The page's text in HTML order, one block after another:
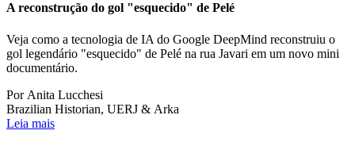
A reconstrução do gol "esquecido" de Pelé
Veja como a tecnologia de IA do Google DeepMind reconstruiu o
gol legendário "esquecido" de Pelé na rua Javari em um novo mini
documentário.
Por Anita Lucchesi
Brazilian Historian, UERJ & Arka
Leia mais